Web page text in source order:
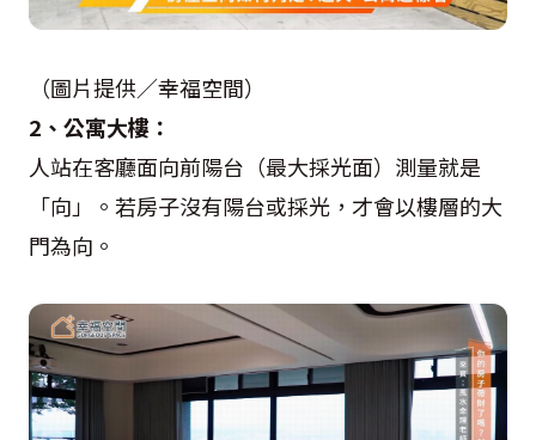
（圖片提供／幸福空間）
2、公寓大樓：
人站在客廳面向前陽台（最大採光面）測量就是
「向」。若房子沒有陽台或採光，才會以樓層的大
門為向。